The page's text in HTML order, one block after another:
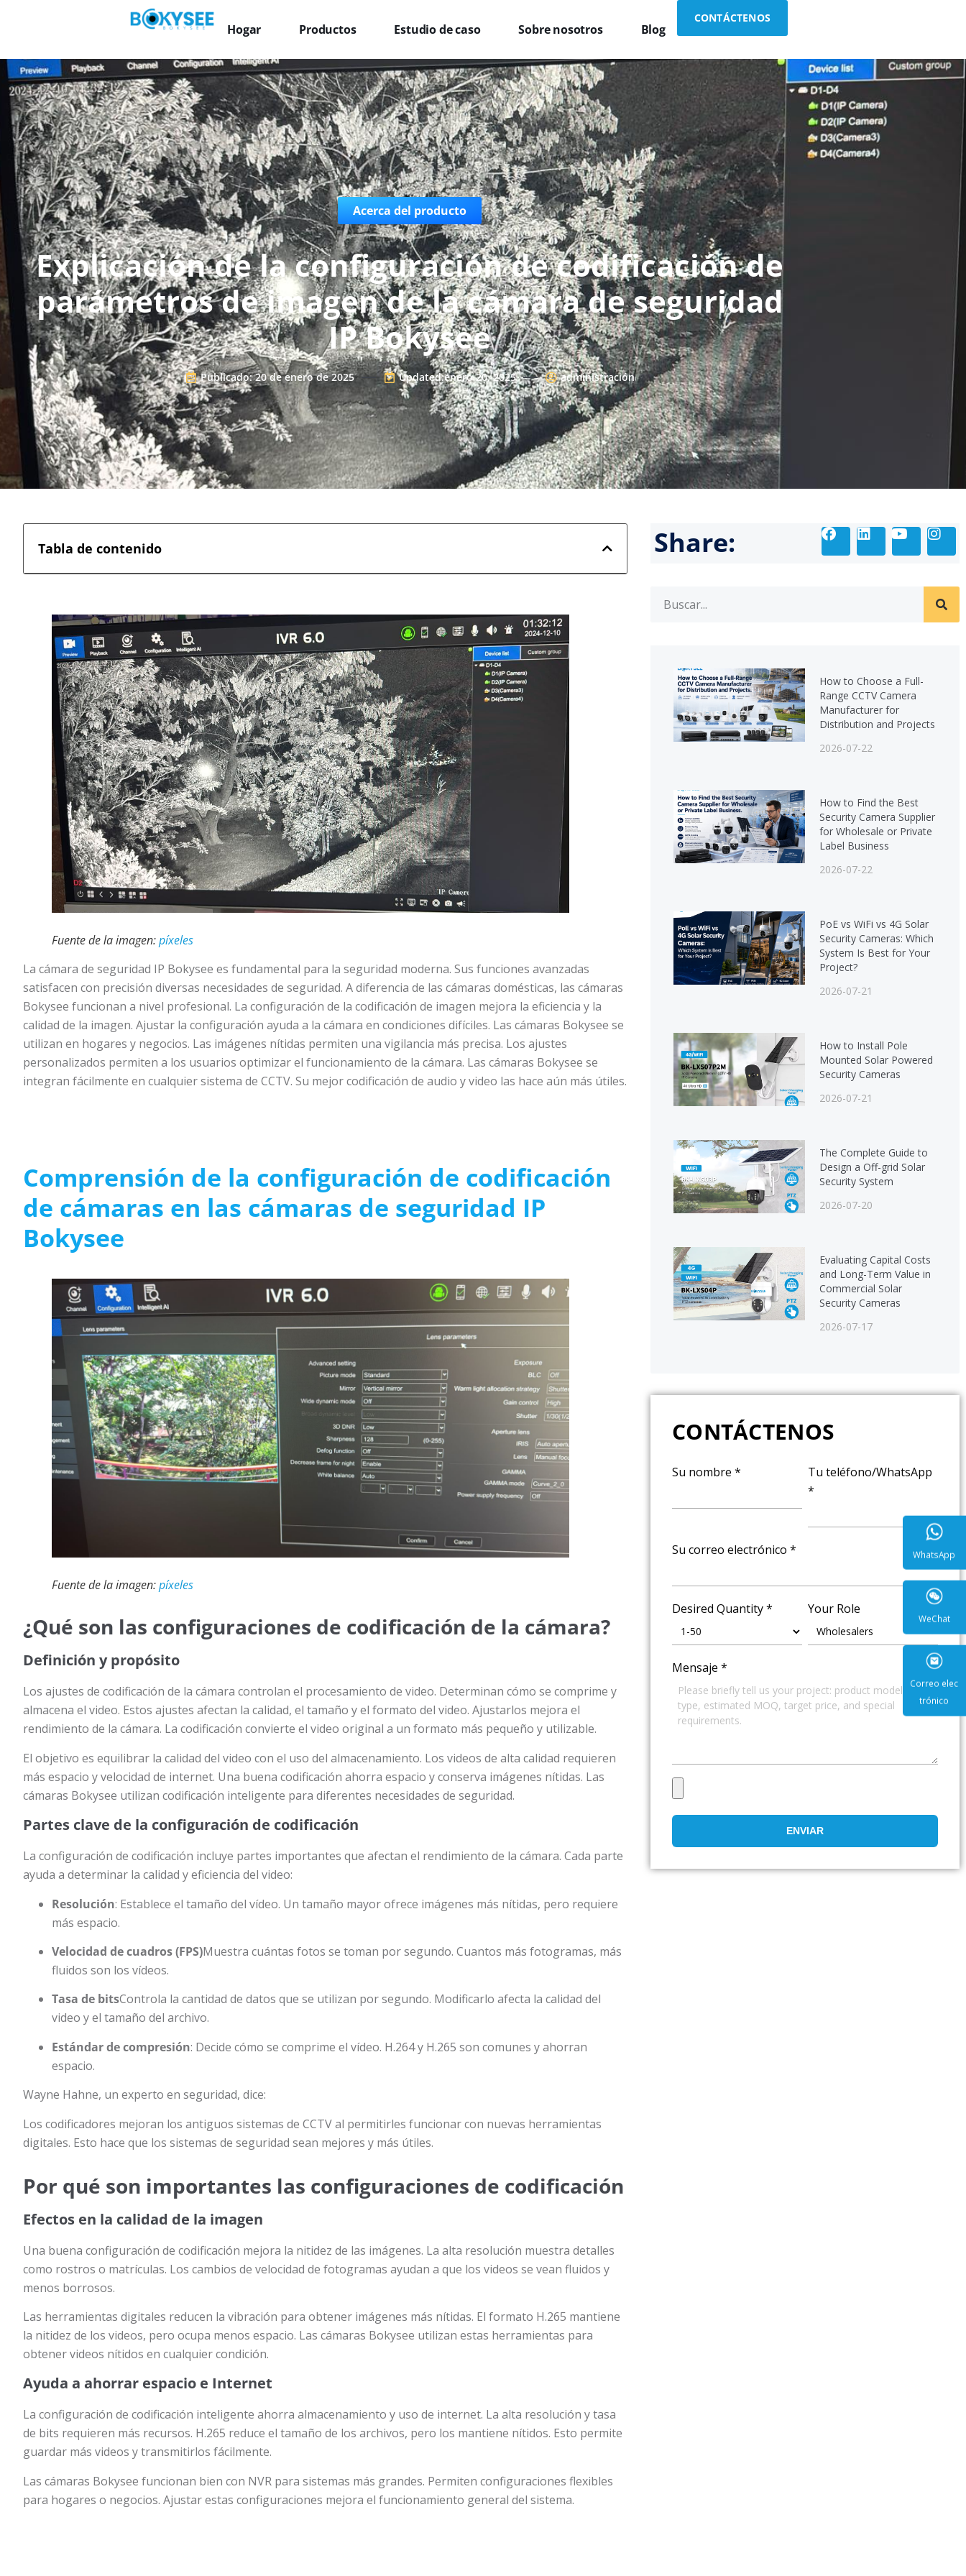
Hogar Productos Estudio de caso Sobre nosotros Blog
CONTÁCTENOS
Acerca del producto
Explicación de la configuración de codificación de
parámetros de imagen de la cámara de seguridad
IP Bokysee
Publicado: 20 de enero de 2025 Updated:enero 20, 2025 administración
Tabla de contenido
Fuente de la imagen:píxeles
La cámara de seguridad IP Bokysee es fundamental para la seguridad moderna. Sus funciones avanzadas
satisfacen con precisión diversas necesidades de seguridad. A diferencia de las cámaras domésticas, las cámaras
Bokysee funcionan a nivel profesional. La configuración de la codificación de imagen mejora la eficiencia y la
calidad de la imagen. Ajustar la configuración ayuda a la cámara en condiciones difíciles. Las cámaras Bokysee se
utilizan en hogares y negocios. Las imágenes nítidas permiten una vigilancia más precisa. Los ajustes
personalizados permiten a los usuarios optimizar el funcionamiento de la cámara. Las cámaras Bokysee se
integran fácilmente en cualquier sistema de CCTV. Su mejor codificación de audio y video las hace aún más útiles.
Comprensión de la configuración de codificación
de cámaras en las cámaras de seguridad IP
Bokysee
Fuente de la imagen:píxeles
¿Qué son las configuraciones de codificación de la cámara?
Definición y propósito
Los ajustes de codificación de la cámara controlan el procesamiento de video. Determinan cómo se comprime y
almacena el video. Estos ajustes afectan la calidad, el tamaño y el formato del video. Ajustarlos mejora el
rendimiento de la cámara. La codificación convierte el video original a un formato más pequeño y utilizable.
El objetivo es equilibrar la calidad del video con el uso del almacenamiento. Los videos de alta calidad requieren
más espacio y velocidad de internet. Una buena codificación ahorra espacio y conserva imágenes nítidas. Las
cámaras Bokysee utilizan codificación inteligente para diferentes necesidades de seguridad.
Partes clave de la configuración de codificación
La configuración de codificación incluye partes importantes que afectan el rendimiento de la cámara. Cada parte
ayuda a determinar la calidad y eficiencia del video:
Resolución: Establece el tamaño del vídeo. Un tamaño mayor ofrece imágenes más nítidas, pero requiere
más espacio.
Velocidad de cuadros (FPS)Muestra cuántas fotos se toman por segundo. Cuantos más fotogramas, más
fluidos son los vídeos.
Tasa de bitsControla la cantidad de datos que se utilizan por segundo. Modificarlo afecta la calidad del
video y el tamaño del archivo.
Estándar de compresión: Decide cómo se comprime el vídeo. H.264 y H.265 son comunes y ahorran
espacio.
Wayne Hahne, un experto en seguridad, dice:
Los codificadores mejoran los antiguos sistemas de CCTV al permitirles funcionar con nuevas herramientas
digitales. Esto hace que los sistemas de seguridad sean mejores y más útiles.
Por qué son importantes las configuraciones de codificación
Efectos en la calidad de la imagen
Una buena configuración de codificación mejora la nitidez de las imágenes. La alta resolución muestra detalles
como rostros o matrículas. Los cambios de velocidad de fotogramas ayudan a que los videos se vean fluidos y
menos borrosos.
Las herramientas digitales reducen la vibración para obtener imágenes más nítidas. El formato H.265 mantiene
la nitidez de los videos, pero ocupa menos espacio. Las cámaras Bokysee utilizan estas herramientas para
obtener videos nítidos en cualquier condición.
Ayuda a ahorrar espacio e Internet
La configuración de codificación inteligente ahorra almacenamiento y uso de internet. La alta resolución y tasa
de bits requieren más recursos. H.265 reduce el tamaño de los archivos, pero los mantiene nítidos. Esto permite
guardar más videos y transmitirlos fácilmente.
Las cámaras Bokysee funcionan bien con NVR para sistemas más grandes. Permiten configuraciones flexibles
para hogares o negocios. Ajustar estas configuraciones mejora el funcionamiento general del sistema.
Share:
How to Choose a Full-
Range CCTV Camera
Manufacturer for
Distribution and Projects
2026-07-22
How to Find the Best
Security Camera Supplier
for Wholesale or Private
Label Business
2026-07-22
PoE vs WiFi vs 4G Solar
Security Cameras: Which
System Is Best for Your
Project?
2026-07-21
How to Install Pole
Mounted Solar Powered
Security Cameras
2026-07-21
The Complete Guide to
Design a Off-grid Solar
Security System
2026-07-20
Evaluating Capital Costs
and Long-Term Value in
Commercial Solar
Security Cameras
2026-07-17
CONTÁCTENOS
Su nombre *
Tu teléfono/WhatsApp
*
Su correo electrónico *
Desired Quantity* Your Role
Mensaje *
ENVIAR
Correo